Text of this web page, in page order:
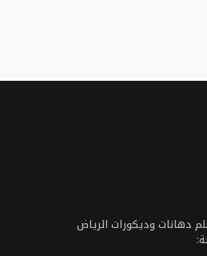
دهانات وديكورات الرياض